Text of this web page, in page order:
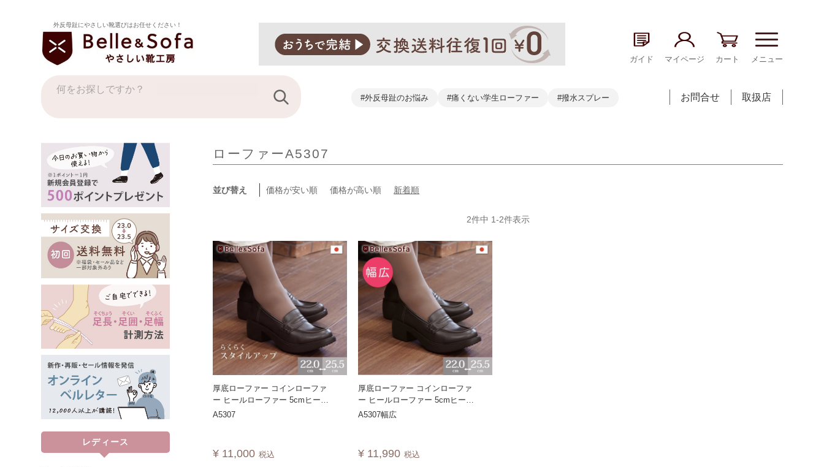
外反母趾にやさしい靴選びはお任せください！
ガイド マイページ カート メニュー
#外反母趾のお悩み #痛くない学生ローファー #撥水スプレー お問合せ 取扱店
レディース
ローファーA5307
並び替え 価格が安い順 価格が高い順 新着順
2件中 1-2件表示
厚底ローファー コインローファ
ー ヒールローファー 5cmヒール
フォーマル トラッド 通勤 通学
A5307
¥ 11,000 税込
厚底ローファー コインローファ
ー ヒールローファー 5cmヒール
フォーマル トラッド 通勤 通学
A5307幅広
¥ 11,990 税込